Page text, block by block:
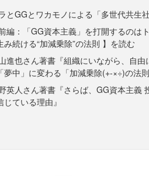
とGGとワカモノによる「多世代共生
前編：「GG資本主義」を打開するのは
み続ける“加減乗除”の法則 】を読む
進也さん著書『組織にいながら、自
夢中」に変わる「加減乗除(+-×÷)の法則
英人さん著書『さらば、GG資本主義
じている理由』